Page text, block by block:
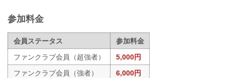
参加料金
会員ステータス
参加料金
ファンクラブ会員（超強者）
5,000円
ファンクラブ会員（強者）
6,000円